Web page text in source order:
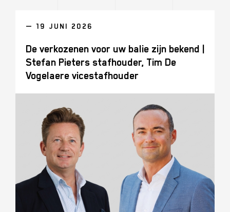
— 19 JUNI 2026
De verkozenen voor uw balie zijn bekend |
Stefan Pieters stafhouder, Tim De
Vogelaere vicestafhouder